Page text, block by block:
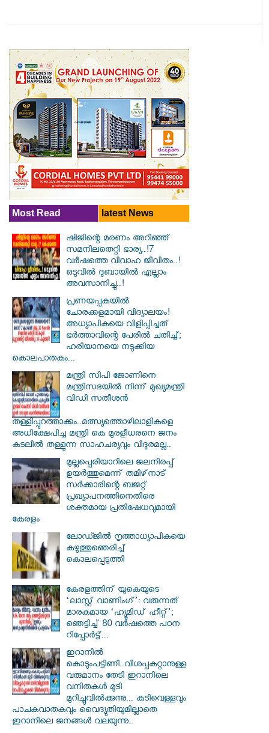
Most Read latest News
ഷിജിന്റെ മരണം അറിഞ്ഞ്
സമനിലതെറ്റി ഭാര്യ..!7
വർഷത്തെ വിവാഹ ജീവിതം..!
ഒടുവിൽ ദുബായിൽ എല്ലാം
അവസാനിച്ചു..!
പ്രണയപ്പകയിൽ
ചോരക്കളമായി വിദ്യാലയം!
അധ്യാപികയെ വിളിപ്പിച്ചത്
ഭർത്താവിന്റെ പേരിൽ ചതിച്ച്;
ഹരിയാനയെ നടുക്കിയ
കൊലപാതകം...
മന്ത്രി സിപി ജോണിനെ
മന്ത്രിസഭയില്‍ നിന്ന് മുഖ്യമന്ത്രി
വിഡി സതീശന്‍
തള്ളിപ്പുറത്താക്കും..മത്സ്യത്തൊഴിലാളികളെ
അധിക്ഷേപിച്ച മന്ത്രി കെ മുരളീധരനെ ജനം
കടലില്‍ തള്ളുന്ന സാഹചര്യവും വിദുരമല്ല..
മുല്ലപ്പെരിയാറിലെ ജലനിരപ്പ്
ഉയര്‍ത്തുമെന്ന് തമിഴ്‌നാട്
സര്‍ക്കാരിന്റെ ബജറ്റ്
പ്രഖ്യാപനത്തിനെതിരെ
ശക്തമായ പ്രതിഷേധവുമായി
കേരളം
ലോഡ്ജില്‍ നൃത്താധ്യാപികയെ
കഴുത്തുഞെരിച്ച്
കൊലപ്പെടുത്തി
കേരളത്തിന് യുകെയുടെ
‘ലാസ്റ്റ് വാണിംഗ്’: വരുന്നത്
മാരകമായ ‘ഹ്യൂമിഡ് ഹീറ്റ്’;
ഞെട്ടിച്ച് 80 വർഷത്തെ പഠന
റിപ്പോർട്ട്...
ഇറാനില്‍
കൊടുംപട്ടിണി..വിശപ്പകറ്റാനുള്ള
വരുമാനം തേടി ഇറാനിലെ
വനിതകള്‍ മുടി
മുറിച്ചുവില്‍ക്കുന്നു... കുടിവെള്ളവും
പാചകവാതകവും വൈദ്യുതിയുമില്ലാതെ
ഇറാനിലെ ജനങ്ങള്‍ വലയുന്നു..